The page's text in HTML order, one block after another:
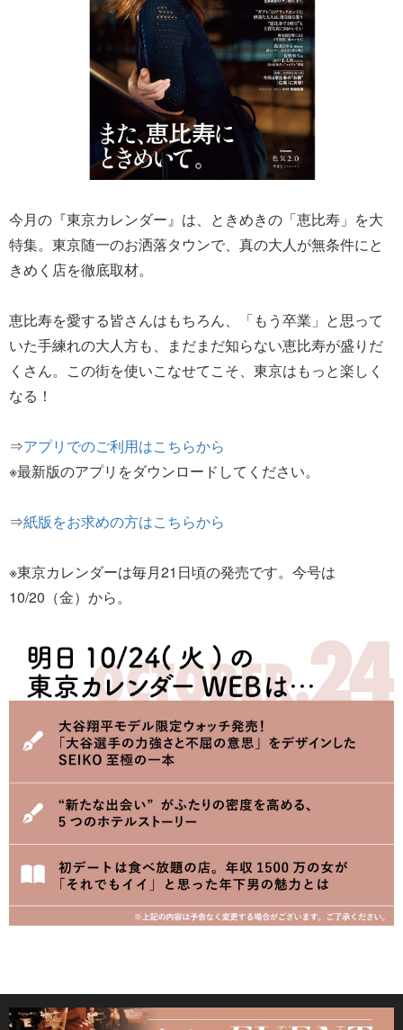
今月の『東京カレンダー』は、ときめきの「恵比寿」を大
特集。東京随一のお洒落タウンで、真の大人が無条件にと
きめく店を徹底取材。
恵比寿を愛する皆さんはもちろん、「もう卒業」と思って
いた手練れの大人方も、まだまだ知らない恵比寿が盛りだ
くさん。この街を使いこなせてこそ、東京はもっと楽しく
なる！
⇒アプリでのご利用はこちらから
※最新版のアプリをダウンロードしてください。
⇒紙版をお求めの方はこちらから
※東京カレンダーは毎月21日頃の発売です。今号は
10/20（金）から。